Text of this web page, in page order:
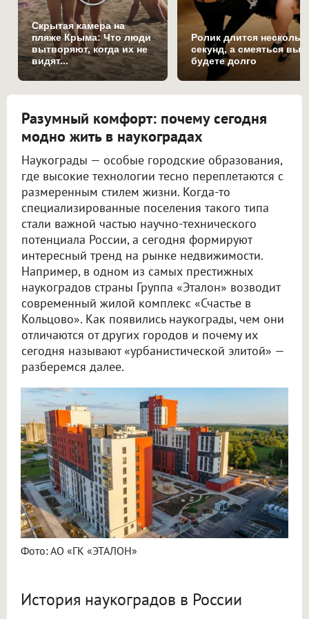
Скрытая камера на
пляже Крыма: Что люди
вытворяют, когда их не
видят...
Ролик длится
секунд, а смеяться вы
будете долго
Разумный комфорт: почему сегодня
модно жить в наукоградах
Наукограды — особые городские образования,
где высокие технологии тесно переплетаются с
размеренным стилем жизни. Когда-то
специализированные поселения такого типа
стали важной частью научно-технического
потенциала России, а сегодня формируют
интересный тренд на рынке недвижимости.
Например, в одном из самых престижных
наукоградов страны Группа «Эталон» возводит
современный жилой комплекс «Счастье в
Кольцово». Как появились наукограды, чем они
отличаются от других городов и почему их
сегодня называют «урбанистической элитой» —
разберемся далее.
Фото: АО «ГК «ЭТАЛОН»
История наукоградов в России